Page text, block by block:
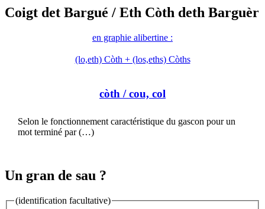
Coigt det Bargué / Eth Còth deth Barguèr
en graphie alibertine :
(lo,eth) Còth + (los,eths) Còths
còth / cou, col
Selon le fonctionnement caractéristique du gascon pour un
mot terminé par (…)
Un gran de sau ?
(identification facultative)